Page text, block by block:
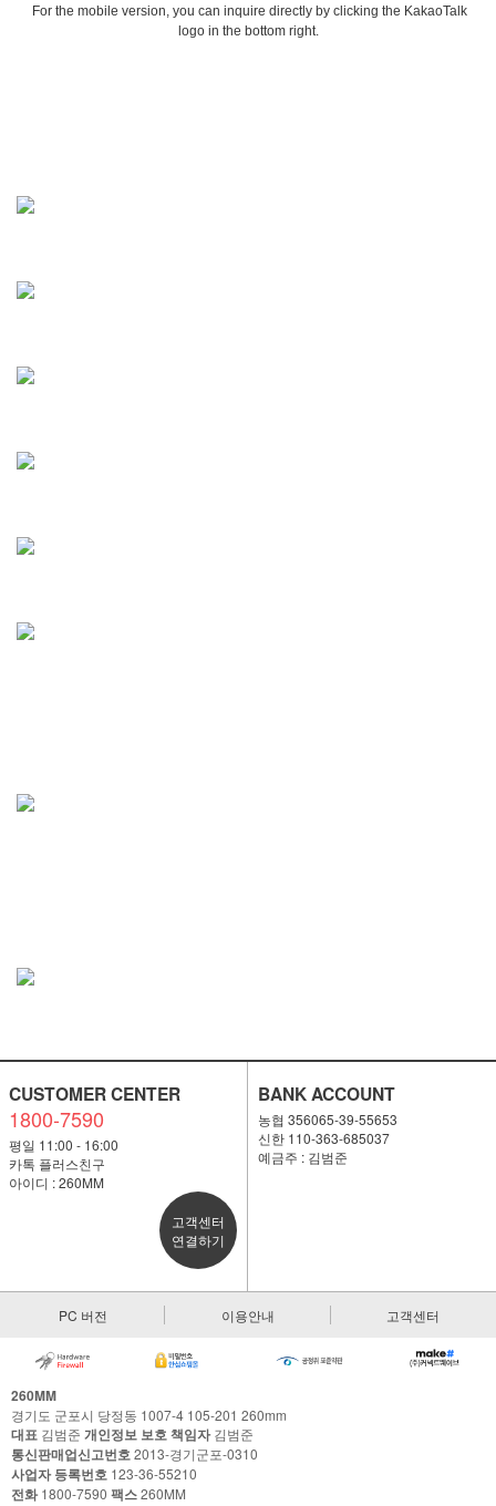
For the mobile version, you can inquire directly by clicking the KakaoTalk
logo in the bottom right.
CUSTOMER CENTER
1800-7590
평일 11:00 - 16:00
카톡 플러스친구
아이디 : 260MM
고객센터
연결하기
BANK ACCOUNT
농협 356065-39-55653
신한 110-363-685037
예금주 : 김범준
PC 버전 이용안내 고객센터
260MM
경기도 군포시 당정동 1007-4 105-201 260mm
대표 김범준 개인정보 보호 책임자김범준
통신판매업신고번호2013-경기군포-0310
사업자 등록번호 123-36-55210
전화1800-7590 팩스260MM